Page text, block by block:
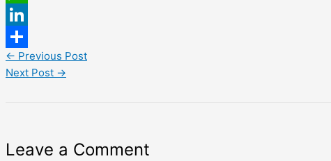
WhatsApp
LinkedIn
Share
← Previous Post
Next Post →
Leave a Comment